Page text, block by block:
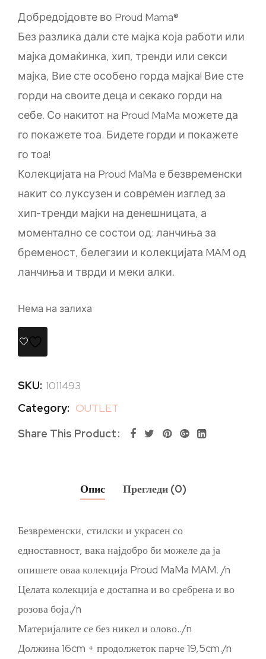
Добредојдовте во Proud Mama®
Без разлика дали сте мајка која работи или
мајка домаќинка, хип, тренди или секси
мајка, Вие сте особено горда мајка! Вие сте
горди на своите деца и секако горди на
себе. Со накитот на Proud MaMa можете да
го покажете тоа. Бидете горди и покажете
го тоа!
Колекцијата на Proud MaMa е безвременски
накит со луксузен и современ изглед за
хип-тренди мајки на денешницата, а
моментално се состои од: ланчиња за
бременост, белегзии и колекцијата MAM од
ланчиња и тврди и меки алки.
Нема на залиха
SKU: 1011493
Category: OUTLET
Share This Product
Опис Прегледи (0)
Безвременски, стилски и украсен со
едноставност, вака најдобро би можеле да ја
опишете оваа колекција Proud MaMa MAM. /n
Целата колекција е достапна и во сребрена и во
розова боја./n
Материјалите се без никел и олово../n
Должина 16cm + продолжеток парче 19,5cm./n